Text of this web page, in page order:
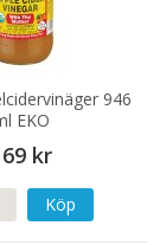
946
EKO
kr
Köp